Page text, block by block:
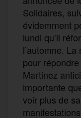
Solidaires,
évidemment
lundi qu’il
l’automne.
pour
Martinez
importante
voir plus de